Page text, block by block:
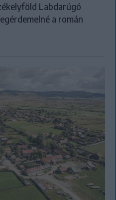
Labdarúgó
a román